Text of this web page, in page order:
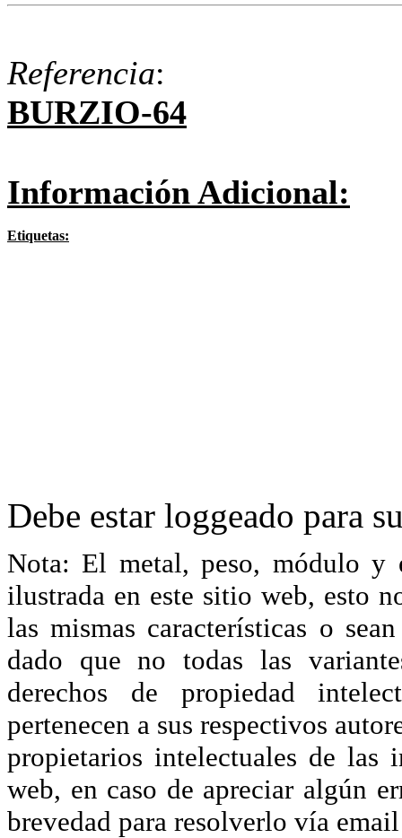
Referencia:
BURZIO-64
Información Adicional:
Etiquetas:
Debe estar loggeado para
Nota: El metal, peso, módulo y
ilustrada en este sitio web, esto
las mismas características o
dado que no todas las
derechos de propiedad
pertenecen a sus respectivos
propietarios intelectuales de las
web, en caso de apreciar algún
brevedad para resolverlo vía